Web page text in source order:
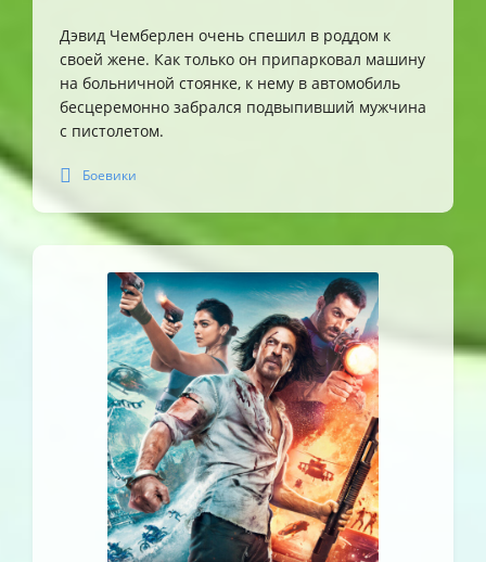
Дэвид Чемберлен очень спешил в роддом к
своей жене. Как только он припарковал машину
на больничной стоянке, к нему в автомобиль
бесцеремонно забрался подвыпивший мужчина
с пистолетом.
Боевики